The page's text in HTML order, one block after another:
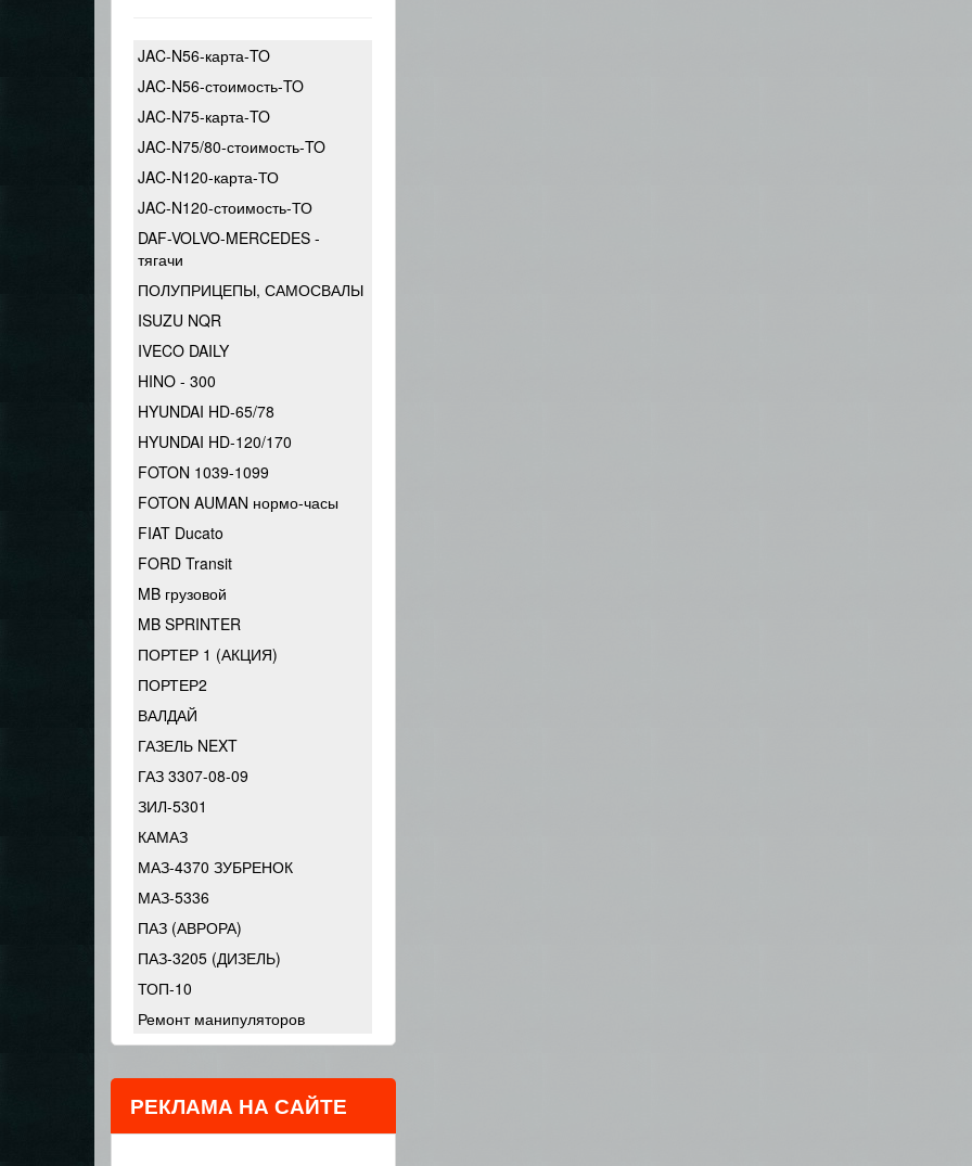
JAC-N56-карта-TO
JAC-N56-стоимость-TO
JAC-N75-карта-TO
JAC-N75/80-стоимость-TO
JAC-N120-карта-ТО
JAC-N120-стоимость-ТО
DAF-VOLVO-MERCEDES -
тягачи
ПОЛУПРИЦЕПЫ, САМОСВАЛЫ
ISUZU NQR
IVECO DAILY
HINO - 300
HYUNDAI HD-65/78
HYUNDAI HD-120/170
FOTON 1039-1099
FOTON AUMAN нормо-часы
FIAT Ducato
FORD Transit
MB грузовой
MB SPRINTER
ПОРТЕР 1 (АКЦИЯ)
ПОРТЕР2
ВАЛДАЙ
ГАЗЕЛЬ NEXT
ГАЗ 3307-08-09
ЗИЛ-5301
КАМАЗ
МАЗ-4370 ЗУБРЕНОК
МАЗ-5336
ПАЗ (АВРОРА)
ПАЗ-3205 (ДИЗЕЛЬ)
ТОП-10
Ремонт манипуляторов
РЕКЛАМА НА САЙТЕ